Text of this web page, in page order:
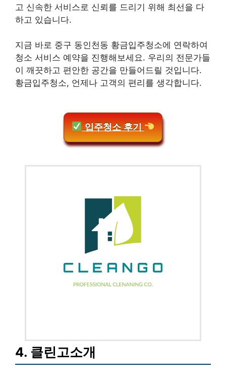
고 신속한 서비스로 신뢰를 드리기 위해 최선을 다
하고 있습니다.
지금 바로 중구 동인천동 황금입주청소에 연락하여
청소 서비스 예약을 진행해보세요. 우리의 전문가들
이 깨끗하고 편안한 공간을 만들어드릴 것입니다.
황금입주청소, 언제나 고객의 편리를 생각합니다.
입주청소 후기
4. 클린고소개